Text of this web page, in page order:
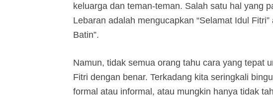
keluarga dan teman-teman. Salah satu hal yang
Lebaran adalah mengucapkan “Selamat Idul
Batin”.
Namun, tidak semua orang tahu cara yang tepat
Fitri dengan benar. Terkadang kita seringkali
formal atau informal, atau mungkin hanya tidak